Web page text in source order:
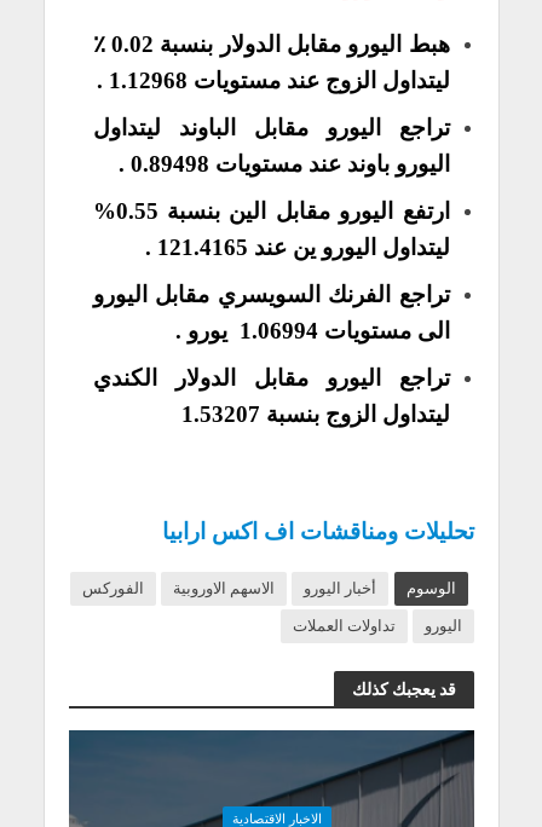
هبط اليورو مقابل الدولار
بنسبة 0.02 ٪
ليتداول الزوج عند مستويات 1.12968
.
تراجع
اليورو مقابل الباوند ليتداول
اليورو باوند عند مستويات 0.89498
.
ارتفع
اليورو مقابل الين
بنسبة 0.55%
ليتداول اليورو ين عند 121.4165
.
تراجع الفرنك السويسري مقابل اليورو
الى مستويات1.06994 يورو .
تراجع
اليورو مقابل الدولار الكندي
ليتداول الزوج بنسبة 1.53207
تحليلات ومناقشات اف اكس ارابيا
الوسوم أخبار اليورو الاسهم الاوروبية
الفوركس
اليورو
تداولات العملات
قد يعجبك كذلك
الاخبار الاقتصادية